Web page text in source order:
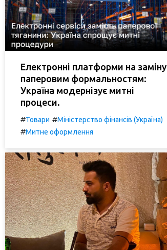
Електронні платформи на заміну
паперовим формальностям:
Україна модернізує митні
процеси.
#Товари #Міністерство фінансів (Україна)
#Митне оформлення